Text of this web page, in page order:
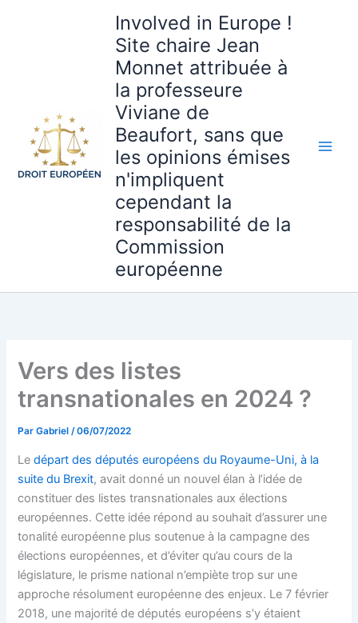
Involved in Europe !
Site chaire Jean
Monnet attribuée à
la professeure
Viviane de
Beaufort, sans que
les opinions émises
n'impliquent
cependant la
responsabilité de la
Commission
européenne
Vers des listes
transnationales en 2024 ?
ParGabriel/06/07/2022
Ledépart des députés européens du Royaume-Uni, à la
suite du Brexit, avait donné un nouvel élan à l’idée de
constituer des listes transnationales aux élections
européennes. Cette idée répond au souhait d’assurer une
tonalité européenne plus soutenue à la campagne des
élections européennes, et d’éviter qu’au cours de la
législature, le prisme national n’empiète trop sur une
approche résolument européenne des enjeux. Le 7 février
2018, une majorité de députés européens s’y étaient